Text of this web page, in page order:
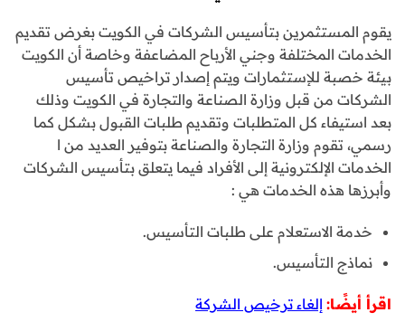
يقوم المستثمرين بتأسيس الشركات في الكويت بغرض تقديم
الخدمات المختلفة وجني الأرباح المضاعفة وخاصة أن الكويت
بيئة خصبة للإستثمارات ويتم إصدار تراخيص تأسيس
الشركات من قبل وزارة الصناعة والتجارة في الكويت وذلك
بعد استيفاء كل المتطلبات وتقديم طلبات القبول بشكل كما
رسمي، تقوم وزارة التجارة والصناعة بتوفير العديد من ا
الخدمات الإلكترونية إلى الأفراد فيما يتعلق بتأسيس الشركات
وأبرزها هذه الخدمات هي :
خدمة الاستعلام على طلبات التأسيس.
نماذج التأسيس.
اقرأ أيضًا: إلغاء ترخيص الشركة